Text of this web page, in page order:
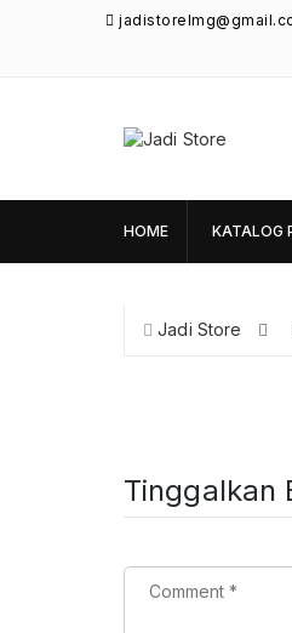
Unik di Lamongan
HOME KATALOG
Jadi Store
Tinggalkan